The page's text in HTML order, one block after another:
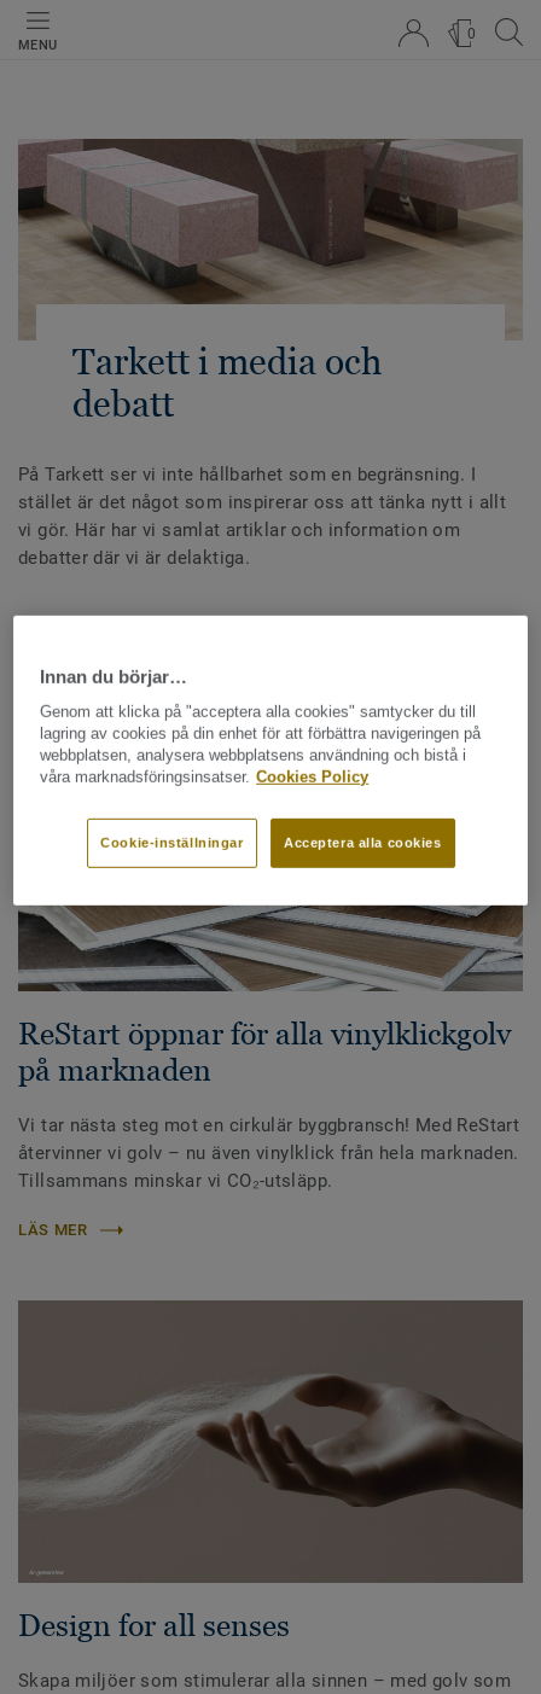
MENU
0
Tarkett i media och
debatt
På Tarkett ser vi inte hållbarhet som en begränsning. I
stället är det något som inspirerar oss att tänka nytt i allt
vi gör. Här har vi samlat artiklar och information om
debatter där vi är delaktiga.
ReStart öppnar för alla vinylklickgolv
på marknaden
Vi tar nästa steg mot en cirkulär byggbransch! Med ReStart
återvinner vi golv – nu även vinylklick från hela marknaden.
Tillsammans minskar vi CO₂-utsläpp.
LÄS MER
Design for all senses
Skapa miljöer som stimulerar alla sinnen – med golv som
Innan du börjar…
Genom att klicka på "acceptera alla cookies" samtycker du till
lagring av cookies på din enhet för att förbättra navigeringen på
webbplatsen, analysera webbplatsens användning och bistå i
våra marknadsföringsinsatser. Cookies Policy
Acceptera alla cookies
Cookie-inställningar